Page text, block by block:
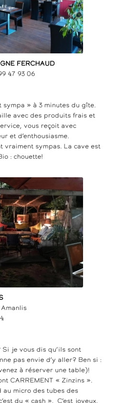
FERCHAUD
47 93 06
sympa » à 3 minutes du gîte.
avec des produits frais et
vous reçoit avec
et d’enthousiasme.
vraiment sympas. La cave est
: chouette!
Amanlis
je vous dis qu’ils sont
pas envie d’y aller? Ben si :
à réserver une table)!
CARREMENT « Zinzins ».
au micro des tubes des
du « cash ». C’est joyeux,